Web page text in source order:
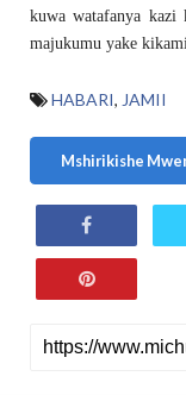
kuwa watafanya
majukumu yake
HABARI, JAMII
Mshirikishe